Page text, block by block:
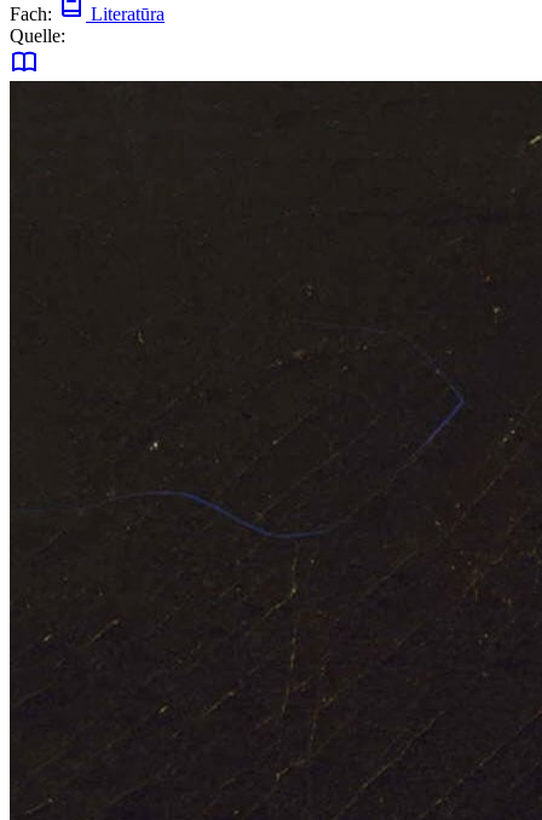
Fach:
Literatūra
Quelle: